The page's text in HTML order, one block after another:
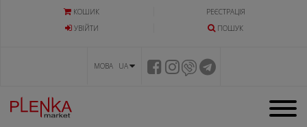
КОШИК
РЕЄСТРАЦІЯ
УВIЙТИ
ПОШУК
МОВА UA